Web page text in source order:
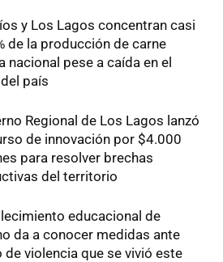
y Los Lagos concentran casi
de la producción de carne
nacional pese a caída en el
país
Regional de Los Lagos lanzó
de innovación por $4.000
para resolver brechas
del territorio
educacional de
da a conocer medidas ante
de violencia que se vivió este